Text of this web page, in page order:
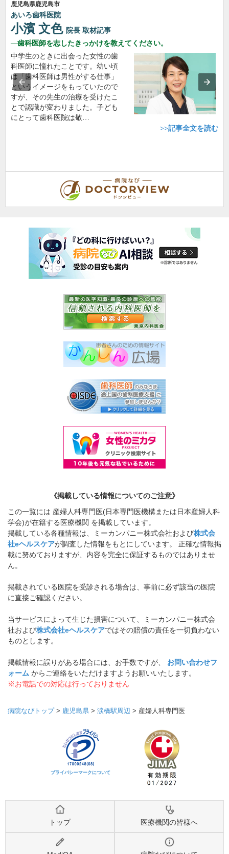
鹿児島県鹿児島市
あいろ歯科医院
小濱 文色 院長 取材記事
歯科医師を志したきっかけを教えてください。
中学生のときに出会った女性の歯
科医師に憧れたことです。幼い頃
は「歯科医師は男性がする仕事」
というイメージをもっていたので
すが、その先生の治療を受けたこ
とで認識が変わりました。子ども
にとって歯科医院は敬…
>>記事全文を読む
《掲載している情報についてのご注意》
この一覧には 産婦人科専門医(日本専門医機構または日本産婦人科
学会)が在籍する医療機関 を掲載しています。
掲載している各種情報は、ミーカンパニー株式会社および株式会
社eヘルスケアが調査した情報をもとにしています。 正確な情報掲
載に努めておりますが、内容を完全に保証するものではありませ
ん。
掲載されている医院を受診される場合は、事前に必ず該当の医院
に直接ご確認ください。
当サービスによって生じた損害について、ミーカンパニー株式会
社および株式会社eヘルスケアではその賠償の責任を一切負わない
ものとします。
掲載情報に誤りがある場合には、お手数ですが、 お問い合わせフ
ォーム からご連絡をいただけますようお願いいたします。
※お電話での対応は行っておりません
病院なびトップ> 鹿児島県 > 涙橋駅周辺 > 産婦人科専門医
プライバシーマークについて
トップ 医療機関の皆様へ